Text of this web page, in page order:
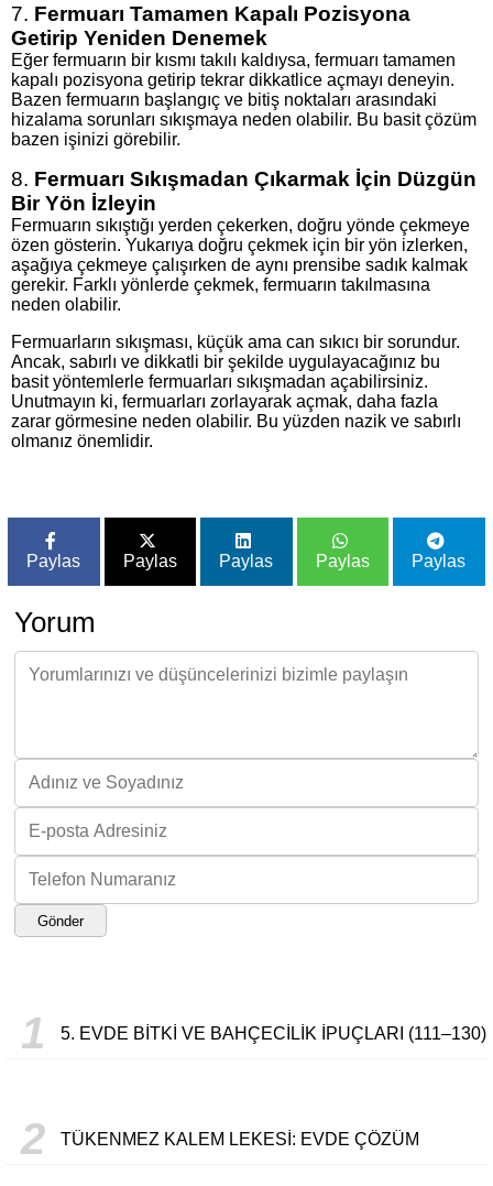
7. Fermuarı Tamamen Kapalı Pozisyona
Getirip Yeniden Denemek
Eğer fermuarın bir kısmı takılı kaldıysa, fermuarı tamamen
kapalı pozisyona getirip tekrar dikkatlice açmayı deneyin.
Bazen fermuarın başlangıç ve bitiş noktaları arasındaki
hizalama sorunları sıkışmaya neden olabilir. Bu basit çözüm
bazen işinizi görebilir.
8. Fermuarı Sıkışmadan Çıkarmak İçin Düzgün
Bir Yön İzleyin
Fermuarın sıkıştığı yerden çekerken, doğru yönde çekmeye
özen gösterin. Yukarıya doğru çekmek için bir yön izlerken,
aşağıya çekmeye çalışırken de aynı prensibe sadık kalmak
gerekir. Farklı yönlerde çekmek, fermuarın takılmasına
neden olabilir.
Fermuarların sıkışması, küçük ama can sıkıcı bir sorundur.
Ancak, sabırlı ve dikkatli bir şekilde uygulayacağınız bu
basit yöntemlerle fermuarları sıkışmadan açabilirsiniz.
Unutmayın ki, fermuarları zorlayarak açmak, daha fazla
zarar görmesine neden olabilir. Bu yüzden nazik ve sabırlı
olmanız önemlidir.
Paylas Paylas Paylas Paylas Paylas
Yorum
Gönder
1 5. EVDE BITKI VE BAHÇECILIK İPUÇLARI (111–130)
2 TÜKENMEZ KALEM LEKESI: EVDE ÇÖZÜM